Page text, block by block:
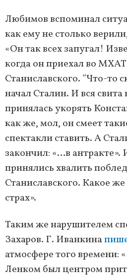
Любимов вспоминал
как ему не столько
«Он так всех запугал!
когда он приехал во
Станиславского. ʺЧто-то
начал Сталин. И вся
принялась укорять
как же, мол, он смеет
спектакли ставить. А
закончил: «…в антракте».
принялись хвалить
Станиславского. Какое
страх».
Таким же нарушителем
Захаров. Г. Иванкина
атмосфере того времени:
Ленком был центром